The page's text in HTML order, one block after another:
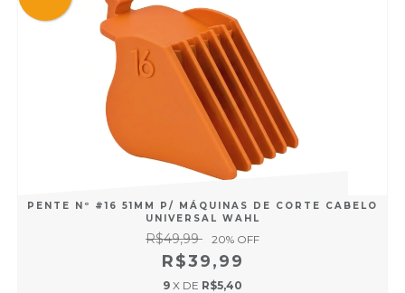
PENTE Nº #16 51MM P/ MÁQUINAS DE CORTE CABELO
UNIVERSAL WAHL
R$49,99 20% OFF
R$39,99
9 X DE R$5,40